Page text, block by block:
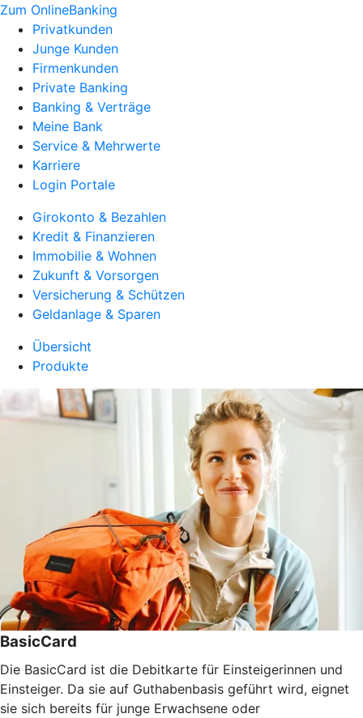
Zum OnlineBanking
Privatkunden
Junge Kunden
Firmenkunden
Private Banking
Banking & Verträge
Meine Bank
Service & Mehrwerte
Karriere
Login Portale
Girokonto & Bezahlen
Kredit & Finanzieren
Immobilie & Wohnen
Zukunft & Vorsorgen
Versicherung & Schützen
Geldanlage & Sparen
Übersicht
Produkte
BasicCard
Die BasicCard ist die Debitkarte für Einsteigerinnen und
Einsteiger. Da sie auf Guthabenbasis geführt wird, eignet
sie sich bereits für junge Erwachsene oder